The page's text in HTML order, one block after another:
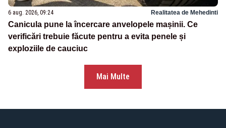
6 aug. 2026, 09:24 Realitatea de Mehedinti
Canicula pune la încercare anvelopele mașinii. Ce
verificări trebuie făcute pentru a evita penele și
exploziile de cauciuc
Mai Multe